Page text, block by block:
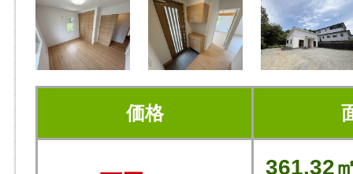
価格
361.32